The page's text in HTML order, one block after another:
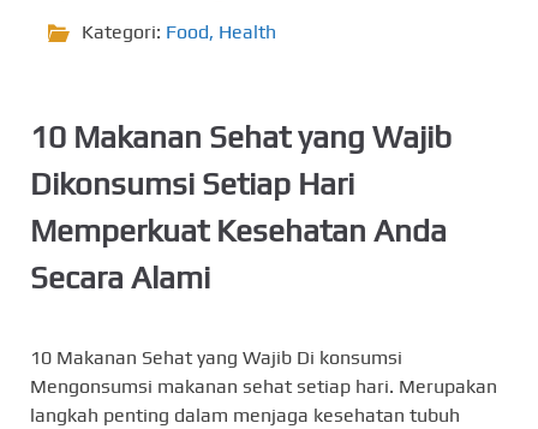
Kategori: Food, Health
10 Makanan Sehat yang Wajib
Dikonsumsi Setiap Hari
Memperkuat Kesehatan Anda
Secara Alami
10 Makanan Sehat yang Wajib Di konsumsi
Mengonsumsi makanan sehat setiap hari. Merupakan
langkah penting dalam menjaga kesehatan tubuh